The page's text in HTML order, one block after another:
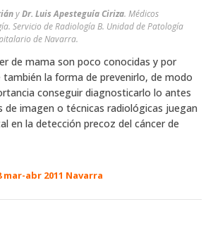
yDr. Luis Apesteguía Ciriza. Médicos
Servicio de Radiología B. Unidad de Patología
de Navarra.
de mama son poco conocidas y por
la forma de prevenirlo, de modo
conseguir diagnosticarlo lo antes
de imagen o técnicas radiológicas juegan
en la detección precoz del cáncer de
mar-abr 2011 Navarra